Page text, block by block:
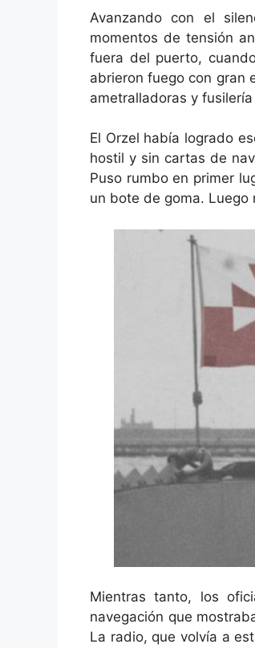
Avanzando con el
momentos de tensión
fuera del puerto,
abrieron fuego con gran
ametralladoras y
El Orzel había logrado
hostil y sin cartas de
Puso rumbo en primer
un bote de goma. Luego
Mientras tanto, los
navegación que
La radio, que volvía a